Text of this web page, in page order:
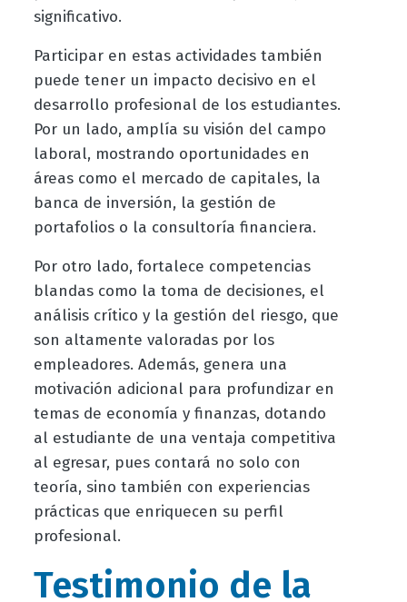
significativo.
Participar en estas actividades también
puede tener un impacto decisivo en el
desarrollo profesional de los estudiantes.
Por un lado, amplía su visión del campo
laboral, mostrando oportunidades en
áreas como el mercado de capitales, la
banca de inversión, la gestión de
portafolios o la consultoría financiera.
Por otro lado, fortalece competencias
blandas como la toma de decisiones, el
análisis crítico y la gestión del riesgo, que
son altamente valoradas por los
empleadores. Además, genera una
motivación adicional para profundizar en
temas de economía y finanzas, dotando
al estudiante de una ventaja competitiva
al egresar, pues contará no solo con
teoría, sino también con experiencias
prácticas que enriquecen su perfil
profesional.
Testimonio de la